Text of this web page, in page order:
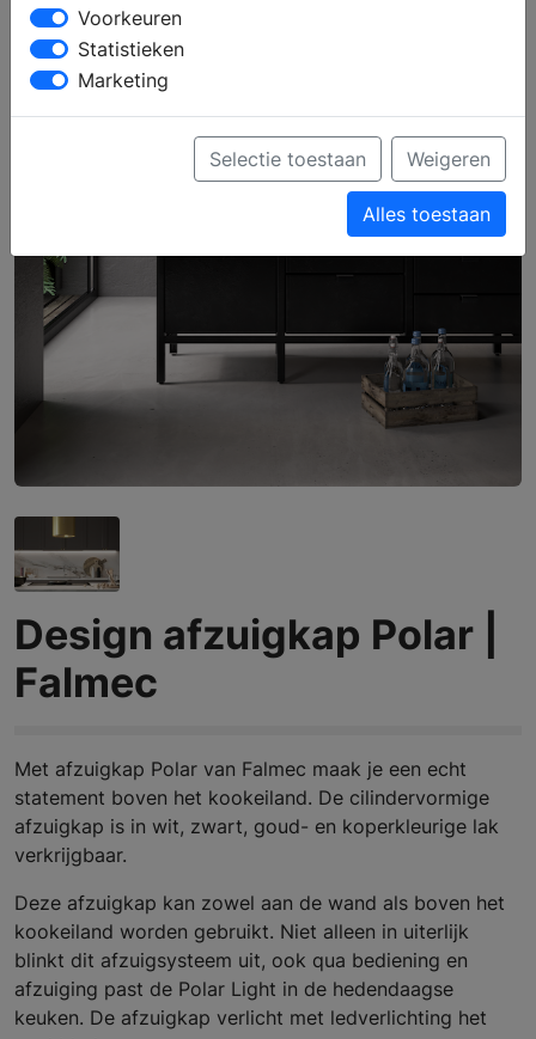
Design afzuigkap Polar |
Falmec
Met afzuigkap Polar van Falmec maak je een echt
statement boven het kookeiland. De cilindervormige
afzuigkap is in wit, zwart, goud- en koperkleurige lak
verkrijgbaar.
Deze afzuigkap kan zowel aan de wand als boven het
kookeiland worden gebruikt. Niet alleen in uiterlijk
blinkt dit afzuigsysteem uit, ook qua bediening en
afzuiging past de Polar Light in de hedendaagse
keuken. De afzuigkap verlicht met ledverlichting het
Voorkeuren
Statistieken
Marketing
Selectie toestaan Weigeren
Alles toestaan